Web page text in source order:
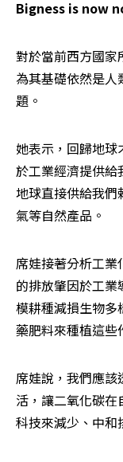
Bigness is now
對於當前西方國家
為其基礎依然是
題。
她表示，回歸地
於工業經濟提供給
地球直接供給我們
氣等自然產品。
席娃接著分析工
的排放肇因於工
模耕種減損生物多
藥肥料來種植這些
席娃說，我們應
活，讓二氧化碳
科技來減少、中和